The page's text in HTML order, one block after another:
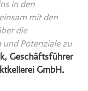
in den
mit den
die
Potenziale zu
Geschäftsführer
GmbH.